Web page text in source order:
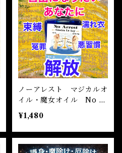
ノーアレスト マジカルオ
イル・魔女オイル No A
rrest Magical Oil
¥1,480